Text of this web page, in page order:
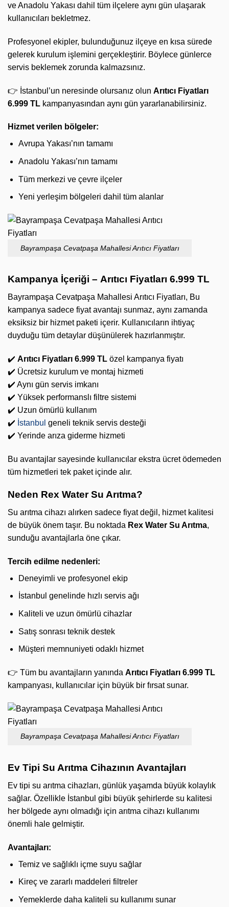
ve Anadolu Yakası dahil tüm ilçelere aynı gün ulaşarak
kullanıcıları bekletmez.
Profesyonel ekipler, bulunduğunuz ilçeye en kısa sürede
gelerek kurulum işlemini gerçekleştirir. Böylece günlerce
servis beklemek zorunda kalmazsınız.
👉 İstanbul’un neresinde olursanız olun Arıtıcı Fiyatları
6.999 TL kampanyasından aynı gün yararlanabilirsiniz.
Hizmet verilen bölgeler:
Avrupa Yakası’nın tamamı
Anadolu Yakası’nın tamamı
Tüm merkezi ve çevre ilçeler
Yeni yerleşim bölgeleri dahil tüm alanlar
Bayrampaşa Cevatpaşa Mahallesi Arıtıcı Fiyatları
Kampanya İçeriği – Arıtıcı Fiyatları 6.999 TL
Bayrampaşa Cevatpaşa Mahallesi Arıtıcı Fiyatları, Bu
kampanya sadece fiyat avantajı sunmaz, aynı zamanda
eksiksiz bir hizmet paketi içerir. Kullanıcıların ihtiyaç
duyduğu tüm detaylar düşünülerek hazırlanmıştır.
✔️ Arıtıcı Fiyatları 6.999 TL özel kampanya fiyatı
✔️ Ücretsiz kurulum ve montaj hizmeti
✔️ Aynı gün servis imkanı
✔️ Yüksek performanslı filtre sistemi
✔️ Uzun ömürlü kullanım
✔️ İstanbul geneli teknik servis desteği
✔️ Yerinde arıza giderme hizmeti
Bu avantajlar sayesinde kullanıcılar ekstra ücret ödemeden
tüm hizmetleri tek paket içinde alır.
Neden Rex Water Su Arıtma?
Su arıtma cihazı alırken sadece fiyat değil, hizmet kalitesi
de büyük önem taşır. Bu noktada Rex Water Su Arıtma,
sunduğu avantajlarla öne çıkar.
Tercih edilme nedenleri:
Deneyimli ve profesyonel ekip
İstanbul genelinde hızlı servis ağı
Kaliteli ve uzun ömürlü cihazlar
Satış sonrası teknik destek
Müşteri memnuniyeti odaklı hizmet
👉 Tüm bu avantajların yanında Arıtıcı Fiyatları 6.999 TL
kampanyası, kullanıcılar için büyük bir fırsat sunar.
Bayrampaşa Cevatpaşa Mahallesi Arıtıcı Fiyatları
Ev Tipi Su Arıtma Cihazının Avantajları
Ev tipi su arıtma cihazları, günlük yaşamda büyük kolaylık
sağlar. Özellikle İstanbul gibi büyük şehirlerde su kalitesi
her bölgede aynı olmadığı için arıtma cihazı kullanımı
önemli hale gelmiştir.
Avantajları:
Temiz ve sağlıklı içme suyu sağlar
Kireç ve zararlı maddeleri filtreler
Yemeklerde daha kaliteli su kullanımı sunar